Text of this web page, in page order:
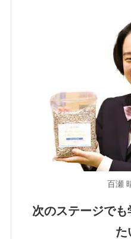
百瀬
次のステージで
た